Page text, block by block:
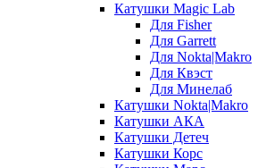
Катушки Magic Lab
Для Fisher
Для Garrett
Для Nokta|Makro
Для Квэст
Для Минелаб
Катушки Nokta|Makro
Катушки АКА
Катушки Детеч
Катушки Корс